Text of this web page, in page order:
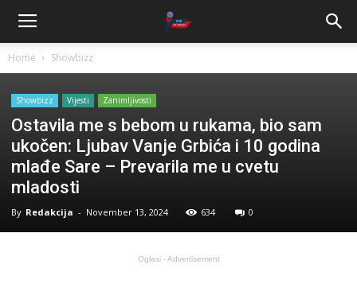
Home Showbizz
Showbizz Vijesti Zanimljivosti
Ostavila me s bebom u rukama, bio sam
ukočen: Ljubav Vanje Grbića i 10 godina
mlađe Sare – Prevarila me u cvetu
mladosti
By Redakcija - November 13, 2024 634 0
Oglasi - Advertisement